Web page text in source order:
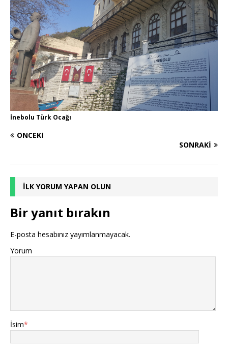
İnebolu Türk Ocağı
ÖNCEKI
SONRAKI
İLK YORUM YAPAN OLUN
Bir yanıt bırakın
E-posta hesabınız yayımlanmayacak.
Yorum
İsim*